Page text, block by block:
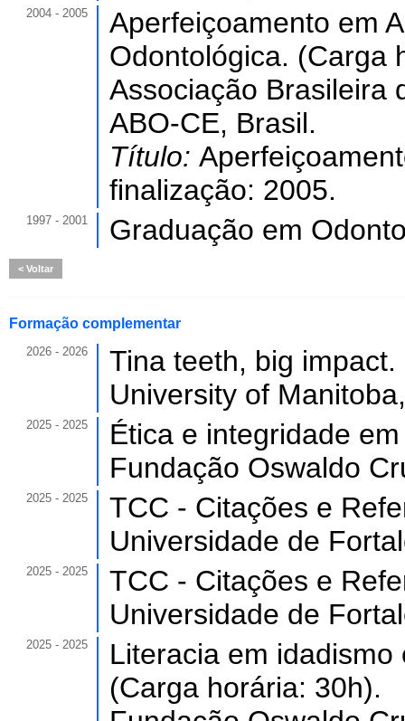
2004 - 2005
Aperfeiçoamento em
Odontológica. (Carga
Associação Brasileira
ABO-CE, Brasil.
Título:
finalização: 2005.
1997 - 2001 Graduação em
Voltar
Formação complementar
2026 - 2026
Tina teeth, big
University of
2025 - 2025
Ética e integridade
Fundação Oswaldo
2025 - 2025
TCC - Citações e
Universidade de
2025 - 2025
TCC - Citações e
Universidade de
2025 - 2025
Literacia em
(Carga horária: 30h).